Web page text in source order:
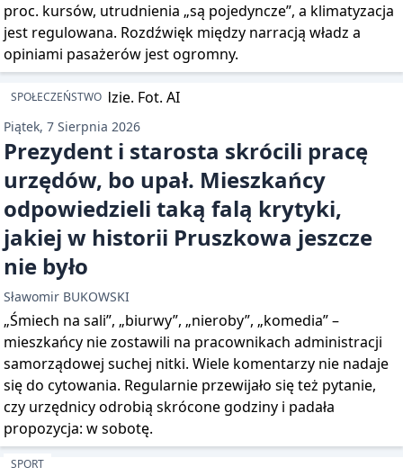
proc. kursów, utrudnienia „są pojedyncze”, a klimatyzacja
jest regulowana. Rozdźwięk między narracją władz a
opiniami pasażerów jest ogromny.
SPOŁECZEŃSTWO
Piątek, 7 Sierpnia 2026
Prezydent i starosta skrócili pracę
urzędów, bo upał. Mieszkańcy
odpowiedzieli taką falą krytyki,
jakiej w historii Pruszkowa jeszcze
nie było
Sławomir BUKOWSKI
„Śmiech na sali”, „biurwy”, „nieroby”, „komedia” –
mieszkańcy nie zostawili na pracownikach administracji
samorządowej suchej nitki. Wiele komentarzy nie nadaje
się do cytowania. Regularnie przewijało się też pytanie,
czy urzędnicy odrobią skrócone godziny i padała
propozycja: w sobotę.
SPORT